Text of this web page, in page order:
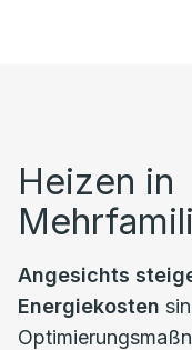
Heizen in
Angesichts
Energiekosten